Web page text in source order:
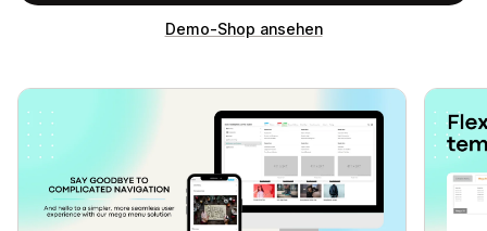
Demo-Shop ansehen